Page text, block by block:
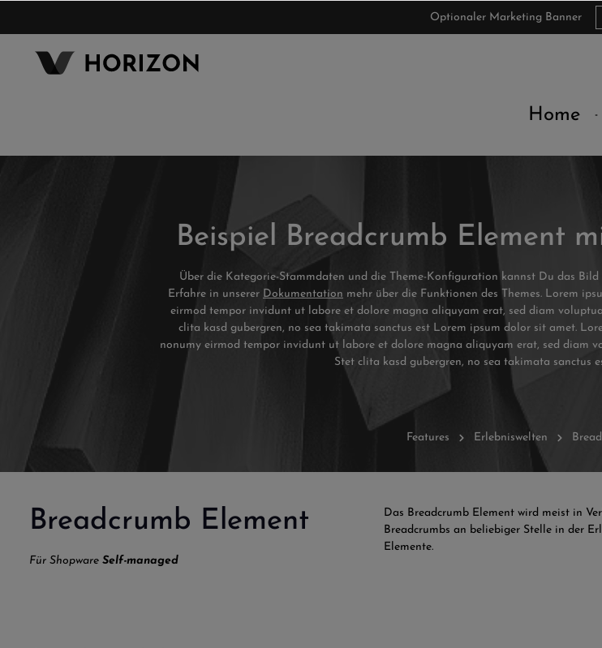
Optionaler Marketing Banner
Home
Beispiel Breadcrumb Element
Über die Kategorie-Stammdaten und die Theme-Konfiguration kannst Du das
Erfahre in unserer Dokumentation mehr über die Funktionen des Themes. Lorem
eirmod tempor invidunt ut labore et dolore magna aliquyam erat, sed diam
clita kasd gubergren, no sea takimata sanctus est Lorem ipsum dolor sit amet.
nonumy eirmod tempor invidunt ut labore et dolore magna aliquyam erat, sed diam
Stet clita kasd gubergren, no sea takimata sanctus
Features Erlebniswelten
Breadcrumb Element
Für Shopware Self-managed
Das Breadcrumb Element wird meist in
Breadcrumbs an beliebiger Stelle in der
Elemente.